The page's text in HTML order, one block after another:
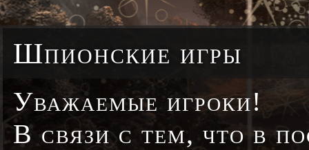
Шпионские игры
Уважаемые игроки!
В связи с тем, что в